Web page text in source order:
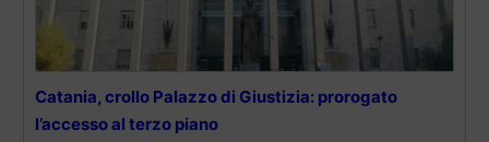
Catania, crollo Palazzo di Giustizia: prorogato
l’accesso al terzo piano